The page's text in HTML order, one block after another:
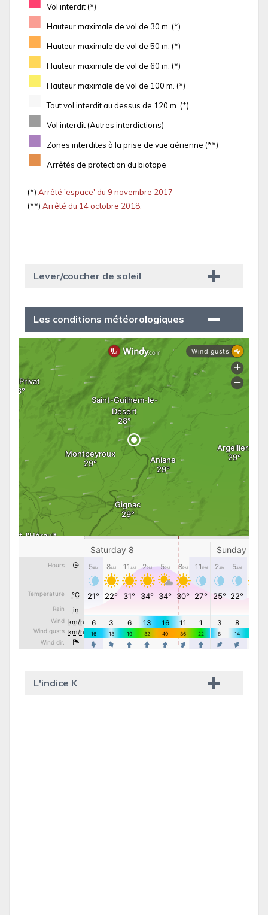
Vol interdit (*)
■ Hauteur maximale de vol de 30 m. (*)
■ Hauteur maximale de vol de 50 m. (*)
■ Hauteur maximale de vol de 60 m. (*)
■ Hauteur maximale de vol de 100 m. (*)
Tout vol interdit au dessus de 120 m. (*)
■ Vol interdit (Autres interdictions)
■ Zones interdites à la prise de vue aérienne (**)
■ Arrêtés de protection du biotope
(*) Arrêté 'espace' du 9 novembre 2017
(**) Arrêté du 14 octobre 2018.
Lever/coucher de soleil
Les conditions météorologiques
L'indice K